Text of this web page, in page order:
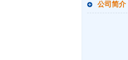
公司简介